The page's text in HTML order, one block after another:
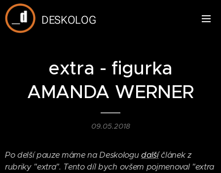
DESKOLOG
extra - figurka
AMANDA WERNER
09.05.2018
Po delší pauze máme na Deskologudalší článek z
rubriky "extra". Tento díl bych ovšem pojmenoval "extra